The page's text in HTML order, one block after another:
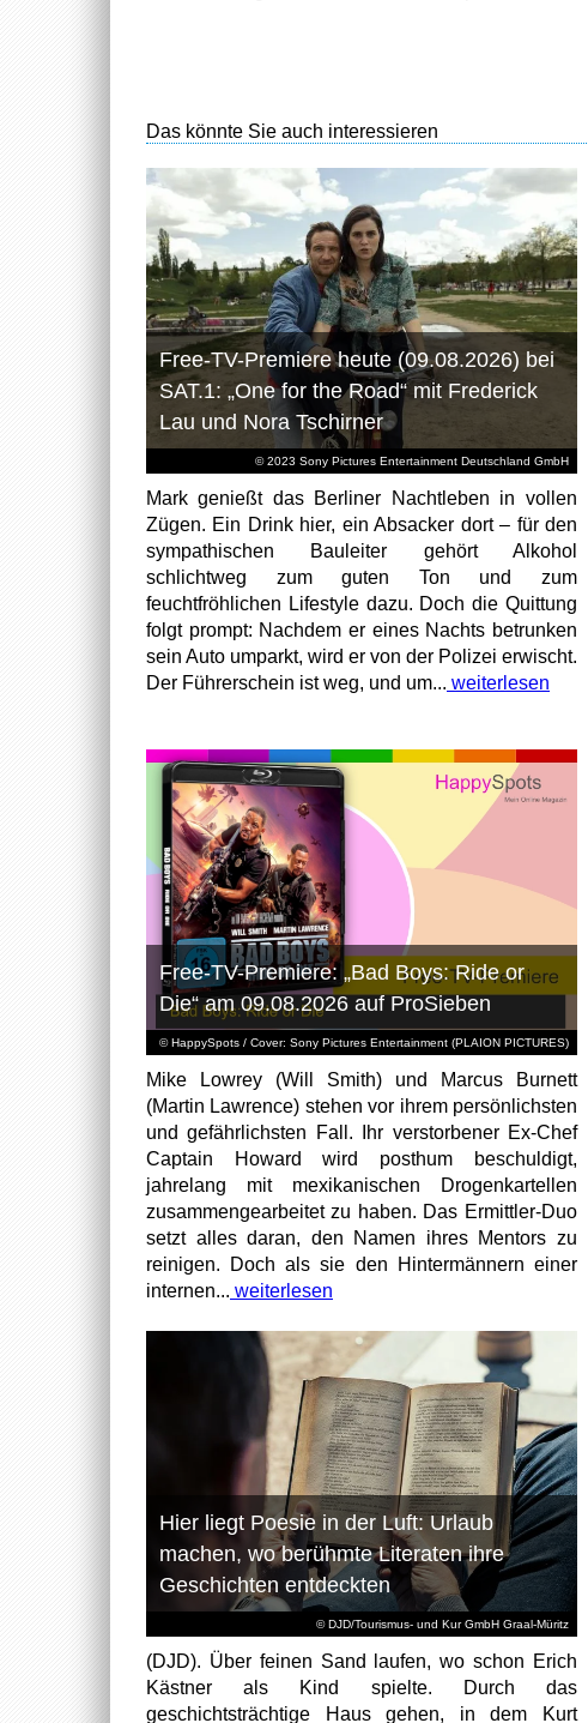
Das könnte Sie auch interessieren
© 2023 Sony Pictures Entertainment Deutschland GmbH
Free-TV-Premiere heute (09.08.2026) bei
SAT.1: „One for the Road“ mit Frederick
Lau und Nora Tschirner
Mark genießt das Berliner Nachtleben in vollen
Zügen. Ein Drink hier, ein Absacker dort – für den
sympathischen Bauleiter gehört Alkohol
schlichtweg zum guten Ton und zum
feuchtfröhlichen Lifestyle dazu. Doch die Quittung
folgt prompt: Nachdem er eines Nachts betrunken
sein Auto umparkt, wird er von der Polizei erwischt.
Der Führerschein ist weg, und um... weiterlesen
© HappySpots / Cover: Sony Pictures Entertainment (PLAION PICTURES)
Free-TV-Premiere: „Bad Boys: Ride or
Die“ am 09.08.2026 auf ProSieben
Mike Lowrey (Will Smith) und Marcus Burnett
(Martin Lawrence) stehen vor ihrem persönlichsten
und gefährlichsten Fall. Ihr verstorbener Ex-Chef
Captain Howard wird posthum beschuldigt,
jahrelang mit mexikanischen Drogenkartellen
zusammengearbeitet zu haben. Das Ermittler-Duo
setzt alles daran, den Namen ihres Mentors zu
reinigen. Doch als sie den Hintermännern einer
internen... weiterlesen
© DJD/Tourismus- und Kur GmbH Graal-Müritz
Hier liegt Poesie in der Luft: Urlaub
machen, wo berühmte Literaten ihre
Geschichten entdeckten
(DJD). Über feinen Sand laufen, wo schon Erich
Kästner als Kind spielte. Durch das
geschichtsträchtige Haus gehen, in dem Kurt